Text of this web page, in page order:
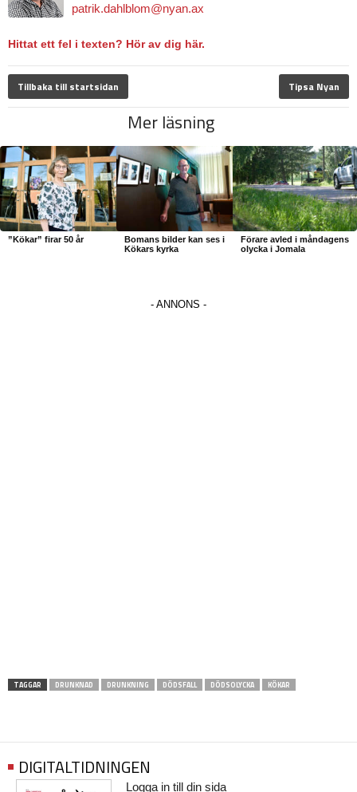
patrik.dahlblom@nyan.ax
Hittat ett fel i texten? Hör av dig här.
Tillbaka till startsidan Tipsa Nyan
Mer läsning
”Kökar” firar 50 år
Bomans bilder kan ses i
Kökars kyrka
Förare avled i måndagens
olycka i Jomala
TAGGAR DRUNKNAD DRUNKNING DÖDSFALL DÖDSOLYCKA KÖKAR
DIGITALTIDNINGEN
Logga in till din sida